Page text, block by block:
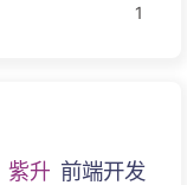
1
紫升 前端开发